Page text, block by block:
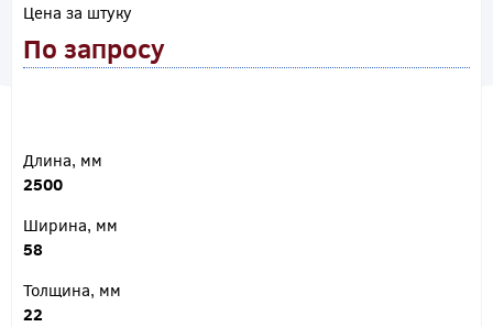
Цена за штуку
По запросу
Длина, мм
2500
Ширина, мм
58
Толщина, мм
22